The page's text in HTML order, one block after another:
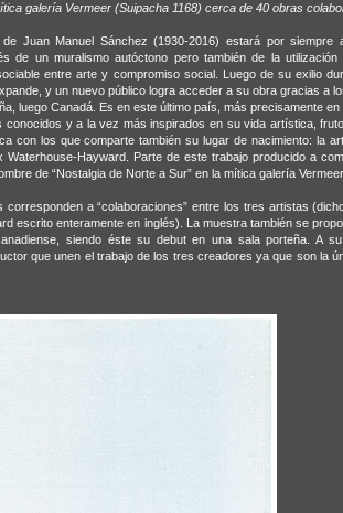
galería Vermeer (Suipacha 1168) cerca de 40 obras
Juan Manuel Sánchez (1930-2016) estará por siempre
de un muralismo autóctono pero también de la
entre arte y compromiso social. Luego de su exilio
y un nuevo público logra acceder a su obra gracias a
luego Canadá. Es en este último país, más precisamente en
y a la vez más inspirados en su vida artística,
con los que comparte también su lugar de nacimiento: la
Hayward. Parte de este trabajo producido a
de “Nostalgia de Norte a Sur” en la mítica galería
a “colaboraciones” entre los tres artistas
escrito enteramente en inglés). La muestra también se
siendo éste su debut en una sala porteña. A
que unen el trabajo de los tres creadores ya que son la